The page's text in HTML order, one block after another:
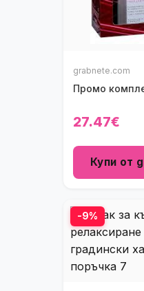
grabnete.com
Промо
27.47€
Купи от
-9%